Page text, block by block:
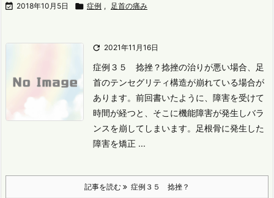
 2018年10月5日  症例 , 足首の痛み
 2021年11月16日
症例３５ 捻挫？捻挫の治りが悪い場合、足
首のテンセグリティ構造が崩れている場合が
あります。 前回書いたように、障害を受けて
時間が経つと、そこに機能障害が発生しバラ
ンスを崩してしまいます。 足根骨に発生した
障害を矯正 ...
記事を読む 症例３５ 捻挫？